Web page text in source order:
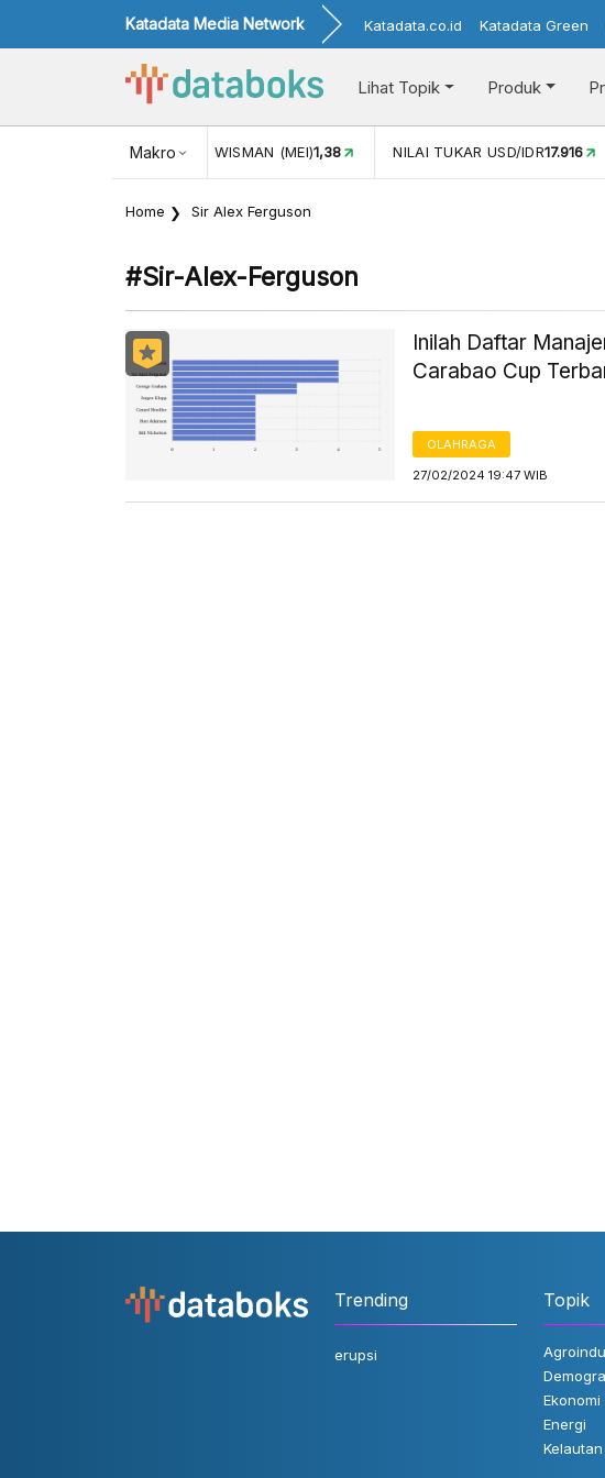
Katadata Media Network Katadata.co.id Katadata Green
Lihat Topik Produk
Makro
KUNJUNGAN WISMAN (MEI)1,38 NILAI TUKAR USD/IDR17.916
Home Sir Alex Ferguson
#sir-Alex-Ferguson
Inilah Daftar
Carabao Cup
OLAHRAGA
27/02/2024 19:47 WIB
Trending
erupsi
Topik
Energi
Kelautan